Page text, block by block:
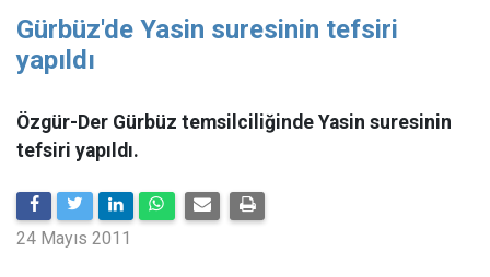
Gürbüz'de Yasin suresinin tefsiri
yapıldı
Özgür-Der Gürbüz temsilciliğinde Yasin suresinin
tefsiri yapıldı.
24 Mayıs 2011